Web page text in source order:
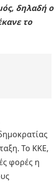
δηλαδή ο
το
Το ΚΚΕ,
φορές η